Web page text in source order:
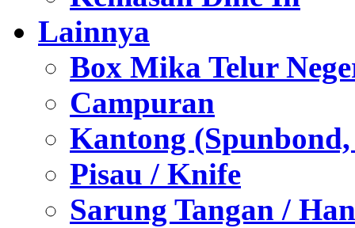
Lainnya
Box Mika Telur
Campuran
Kantong
Pisau / Knife
Sarung Tangan /